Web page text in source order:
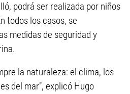
podrá ser realizada por niños
todos los casos, se
medidas de seguridad y
la naturaleza: el clima, los
del mar”, explicó Hugo